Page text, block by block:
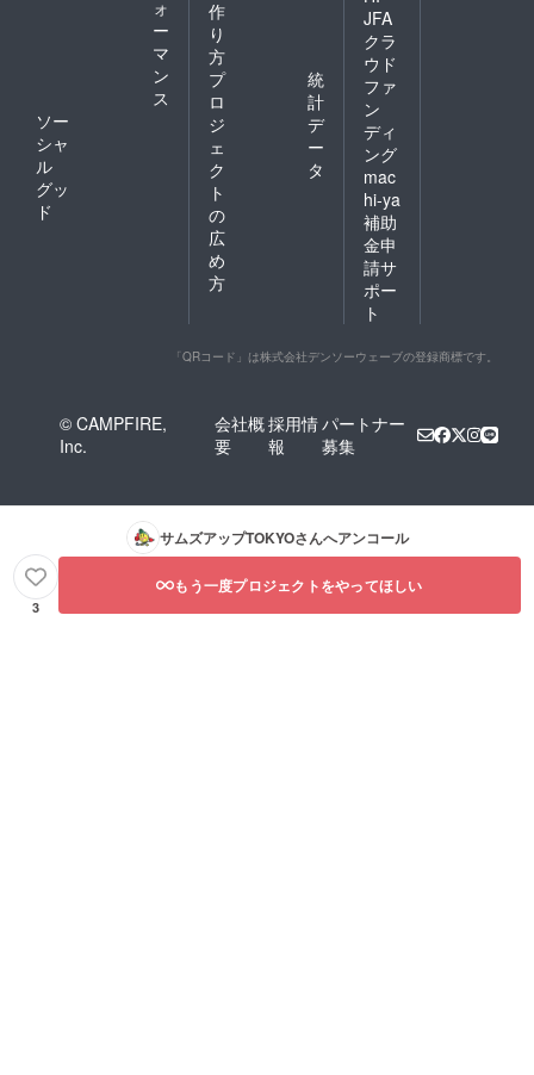
ォ
ー
マ
ン
ス
ソー
シャ
ル
グッ
ド
作
り
方
プ
ロ
ジ
ェ
ク
ト
の
広
め
方
統
計
デ
ー
タ
JFA
クラ
ウド
ファ
ン
ディ
ング
mac
hi-ya
補助
金申
請サ
ポー
ト
「QRコード」は株式会社デンソーウェーブの登録商標です。
© CAMPFIRE,
Inc.
会社概
要
採用情
報
パートナー
募集
サムズアップTOKYOさんへアンコール
3
もう一度プロジェクトをやってほしい